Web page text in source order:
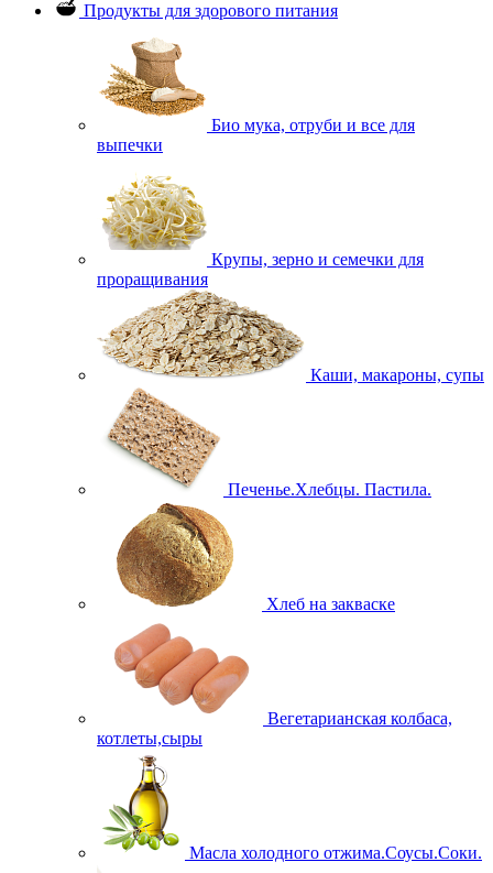
Продукты для здорового питания
Био мука, отруби и все для
выпечки
Крупы, зерно и семечки для
проращивания
Каши, макароны, супы
Печенье.Хлебцы. Пастила.
Хлеб на закваске
Вегетарианская колбаса,
котлеты,сыры
Масла холодного отжима.Соусы.Соки.